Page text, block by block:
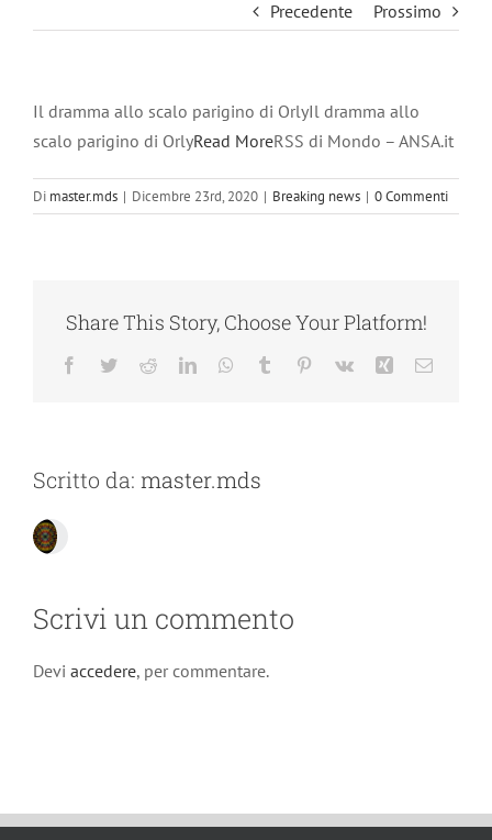
Precedente Prossimo
Il dramma allo scalo parigino di OrlyIl dramma allo
scalo parigino di OrlyRead MoreRSS di Mondo – ANSA.it
Di master.mds | Dicembre 23rd, 2020 | Breaking news | 0 Commenti
Share This Story, Choose Your Platform!
Facebook
TwitterRedditLinkedInWhatsApp
Tumblr Pinterest
Vk Xing Email
Scritto da: master.mds
Scrivi un commento
Devi accedere, per commentare.